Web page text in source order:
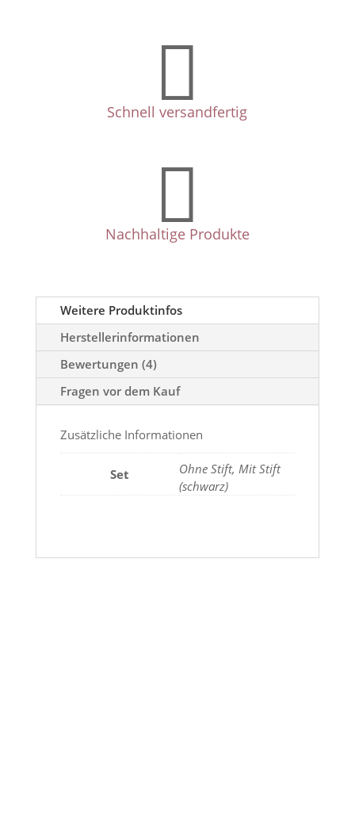

Schnell versandfertig

Nachhaltige Produkte
Weitere Produktinfos
Herstellerinformationen
Bewertungen (4)
Fragen vor dem Kauf
Zusätzliche Informationen
Set
Ohne Stift, Mit Stift
(schwarz)